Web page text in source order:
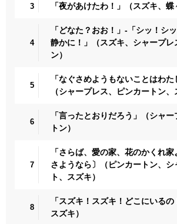
3 「夜があけたわ！」（スズキ、蝶
4
「どなた？おお！」-「シッ！シ
静かに！」（スズキ、シャープレ
ン）
5
「なぐさめようもないことはわた
（シャープレス、ピンカートン、
6
「言ったとおりだろう」（シャ
トン）
7
「さらば、愛の家、花のかくれ家
さようなら〕（ピンカートン、
ト、スズキ）
8
「スズキ！スズキ！どこにいるの
スズキ）